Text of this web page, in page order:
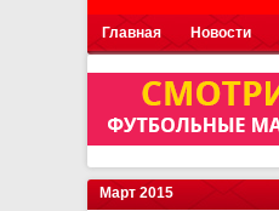
Главная Новости
Март 2015